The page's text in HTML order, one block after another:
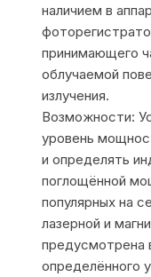
наличием в
принимающего
облучаемой
излучения.
Возможности:
уровень
и определять
поглощённой
популярных на
лазерной и
предусмотрена
определённого